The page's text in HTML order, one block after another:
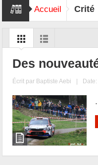
Accueil Crité
Des
Écrit par Baptiste Aebi |